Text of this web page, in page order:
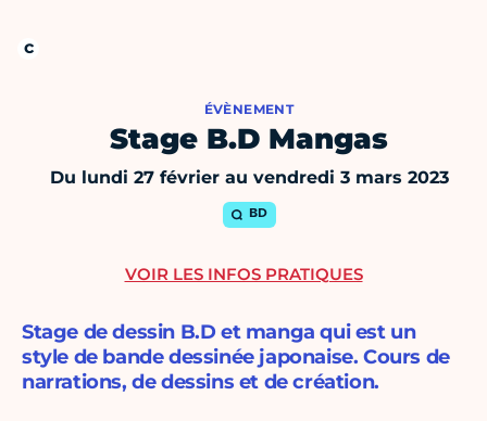
ÉVÈNEMENT
Stage B.D Mangas
Du lundi 27 février au vendredi 3 mars 2023
BD
Stage de dessin B.D et manga qui est un
style de bande dessinée japonaise. Cours de
narrations, de dessins et de création.
VOIR LES INFOS PRATIQUES